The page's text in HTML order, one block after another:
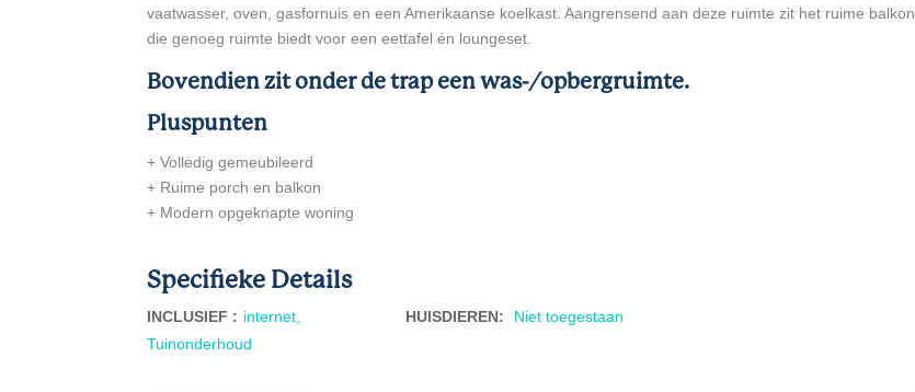
vaatwasser, oven, gasfornuis en een Amerikaanse koelkast. Aangrensend aan deze ruimte zit het ruime balkon
die genoeg ruimte biedt voor een eettafel én loungeset.
Bovendien zit onder de trap een was-/opbergruimte.
Pluspunten
+ Volledig gemeubileerd
+ Ruime porch en balkon
+ Modern opgeknapte woning
Specifieke Details
INCLUSIEF : internet,
Tuinonderhoud
HUISDIEREN: Niet toegestaan